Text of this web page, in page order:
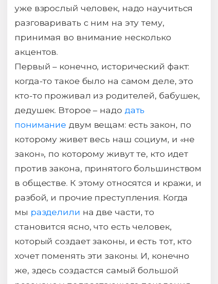
уже взрослый человек, надо научиться
разговаривать с ним на эту тему,
принимая во внимание несколько
акцентов.
Первый – конечно, исторический факт:
когда-то такое было на самом деле, это
кто-то проживал из родителей, бабушек,
дедушек. Второе – надо дать
понимание двум вещам: есть закон, по
которому живет весь наш социум, и «не
закон», по которому живут те, кто идет
против закона, принятого большинством
в обществе. К этому относятся и кражи, и
разбой, и прочие преступления. Когда
мы разделили на две части, то
становится ясно, что есть человек,
который создает законы, и есть тот, кто
хочет поменять эти законы. И, конечно
же, здесь создастся самый большой